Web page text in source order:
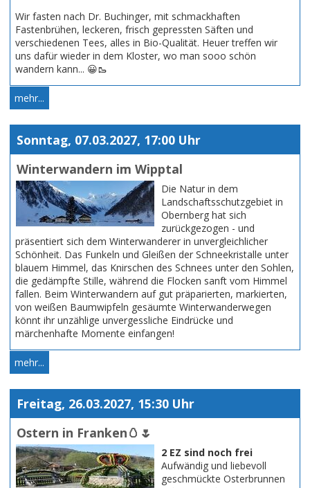
Wir fasten nach Dr. Buchinger, mit schmackhaften
Fastenbrühen, leckeren, frisch gepressten Säften und
verschiedenen Tees, alles in Bio-Qualität. Heuer treffen wir
uns dafür wieder in dem Kloster, wo man sooo schön
wandern kann... 😀🥾
mehr...
Sonntag, 07.03.2027, 17:00 Uhr
Winterwandern im Wipptal
Die Natur in dem
Landschaftsschutzgebiet in
Obernberg hat sich
zurückgezogen - und
präsentiert sich dem Winterwanderer in unvergleichlicher
Schönheit. Das Funkeln und Gleißen der Schneekristalle unter
blauem Himmel, das Knirschen des Schnees unter den Sohlen,
die gedämpfte Stille, während die Flocken sanft vom Himmel
fallen. Beim Winterwandern auf gut präparierten, markierten,
von weißen Baumwipfeln gesäumte Winterwanderwegen
könnt ihr unzählige unvergessliche Eindrücke und
märchenhafte Momente einfangen!
mehr...
Freitag, 26.03.2027, 15:30 Uhr
Ostern in Franken🥚🌷
2 EZ sind noch frei
Aufwändig und liebevoll
geschmückte Osterbrunnen